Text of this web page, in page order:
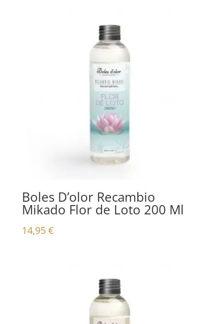
Boles D’olor Recambio
Mikado Flor de Loto 200 Ml
14,95€